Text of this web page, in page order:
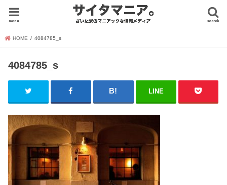
search
menu
HOME 4084785_s
4084785_s
LINE